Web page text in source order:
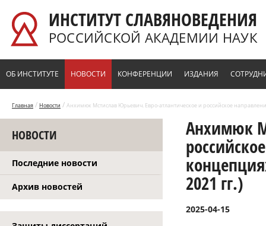
ИНСТИТУТ СЛАВЯНОВЕДЕНИЯ
РОССИЙСКОЙ АКАДЕМИИ НАУК
ОБ ИНСТИТУТЕ НОВОСТИ КОНФЕРЕНЦИИ ИЗДАНИЯ
Главная / Новости / Анхимюк Мстислав Юрьевич. Евро-атлантическое и российское
НОВОСТИ
Последние новости
Архив новостей
Анхимюк
2021 гг.)
2025-04-15